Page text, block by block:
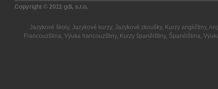
Copyright © 2011 gdi, s.r.o.
Jazykové školy, Jazykové kurzy, Jazykové zkoušky, Kurzy angličtiny,
Francouzština, Výuka francouzštiny, Kurzy španělštiny, Španělština,